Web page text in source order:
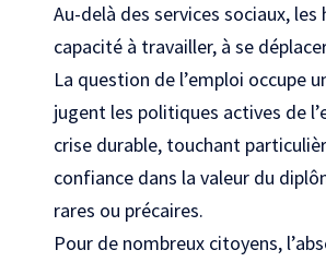
Au-delà des services sociaux,
capacité à travailler, à se
La question de l’emploi occupe
jugent les politiques actives de
crise durable, touchant
confiance dans la valeur du
rares ou précaires.
Pour de nombreux citoyens,